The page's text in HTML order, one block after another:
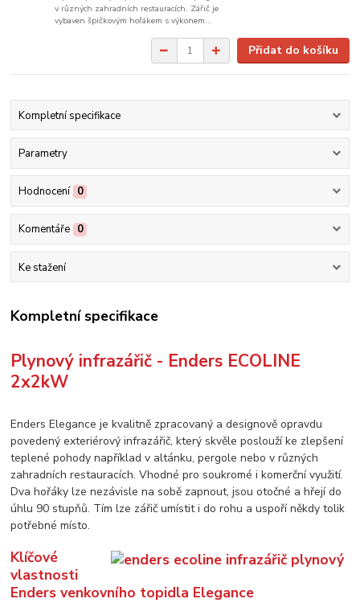
v různých zahradních restauracích. Zářič je
vybaven špičkovým hořákem s výkonem...
Přidat do košíku
Kompletní specifikace
Parametry
Hodnocení 0
Komentáře 0
Ke stažení
Kompletní specifikace
Plynový infrazářič - Enders ECOLINE
2x2kW
Enders Elegance je kvalitně zpracovaný a designově opravdu
povedený exteriérový infrazářič, který skvěle poslouží ke zlepšení
teplené pohody například v altánku, pergole nebo v různých
zahradních restauracích. Vhodné pro soukromé i komerční využití.
Dva hořáky lze nezávisle na sobě zapnout, jsou otočné a hřejí do
úhlu 90 stupňů. Tím lze zářič umístit i do rohu a uspoří někdy tolik
potřebné místo.
Klíčové
vlastnosti
Enders venkovního topidla Elegance